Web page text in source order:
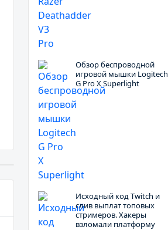
Обзор беспроводной
игровой мышки Logitech
G Pro X Superlight
Исходный код Twitch и
слив выплат топовых
стримеров. Хакеры
взломали платформу